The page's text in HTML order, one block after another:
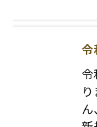
令
令